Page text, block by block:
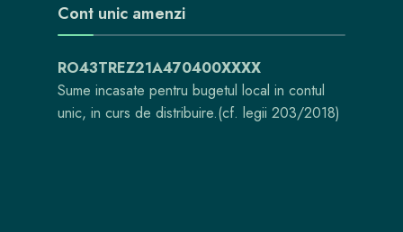
Cont unic amenzi
RO43TREZ21A470400XXXX
Sume incasate pentru bugetul local in contul
unic, in curs de distribuire.(cf. legii 203/2018)